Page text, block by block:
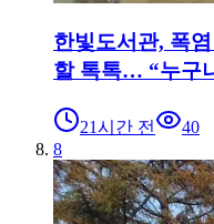
한빛도서관, 폭
할 톡톡… “누구
21시간 전
40
8